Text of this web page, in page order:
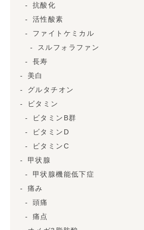
抗酸化
活性酸素
ファイトケミカル
スルフォラファン
長寿
美白
グルタチオン
ビタミン
ビタミンB群
ビタミンD
ビタミンC
甲状腺
甲状腺機能低下症
痛み
頭痛
痛点